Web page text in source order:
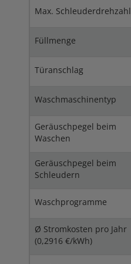
Max. Schleuderdrehzahl
Füllmenge
Türanschlag
Waschmaschinentyp
Geräuschpegel beim
Waschen
Geräuschpegel beim
Schleudern
Waschprogramme
Ø Stromkosten pro Jahr
(0,2916 €/kWh)